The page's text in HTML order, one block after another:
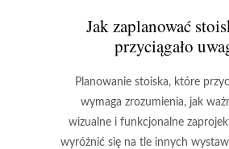
Jak zaplanować
przyciągało
Planowanie stoiska, które
wymaga zrozumienia, jak
wizualne i funkcjonalne
wyróżnić się na tle innych